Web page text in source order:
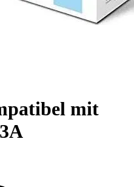
mit